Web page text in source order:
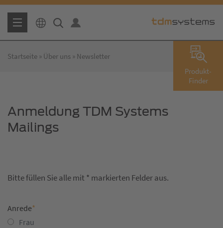
Produkt-
Finder
Startseite Über uns Newsletter
Anmeldung TDM Systems
Mailings
Bitte füllen Sie alle mit * markierten Felder aus.
Anrede*
Frau